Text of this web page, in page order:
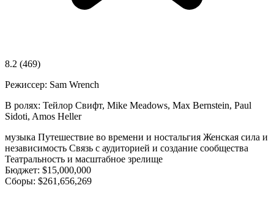
8.2 (469)
Режиссер: Sam Wrench
В ролях: Тейлор Свифт, Mike Meadows, Max Bernstein, Paul
Sidoti, Amos Heller
музыка Путешествие во времени и ностальгия Женская сила и
независимость Связь с аудиторией и создание сообщества
Театральность и масштабное зрелище
Бюджет: $15,000,000
Сборы: $261,656,269